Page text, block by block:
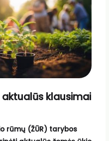
klausimai
rūmų (ŽŪR) tarybos